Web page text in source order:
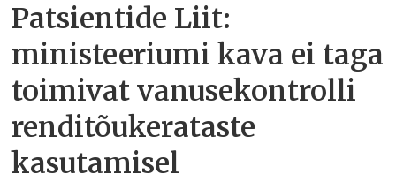
Patsientide Liit:
ministeeriumi kava ei taga
toimivat vanusekontrolli
renditõukerataste
kasutamisel